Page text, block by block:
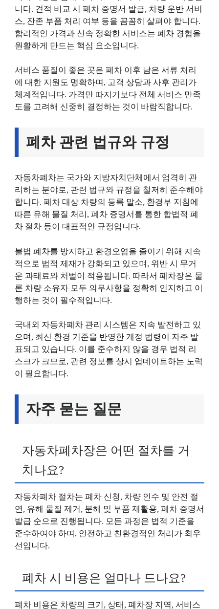
니다. 견적 비교 시 폐차 증명서 발급, 차량 운반 서비
스, 잔존 부품 처리 여부 등을 꼼꼼히 살펴야 합니다.
합리적인 가격과 신속 정확한 서비스는 폐차 경험을
원활하게 만드는 핵심 요소입니다.
서비스 품질이 좋은 곳은 폐차 이후 남은 서류 처리
에 대한 지원도 명확하며, 고객 상담과 사후 관리가
체계적입니다. 가격만 따지기보다 전체 서비스 만족
도를 고려해 신중히 결정하는 것이 바람직합니다.
폐차 관련 법규와 규정
자동차폐차는 국가와 지방자치단체에서 엄격히 관
리하는 분야로, 관련 법규와 규정을 철저히 준수해야
합니다. 폐차 대상 차량의 등록 말소, 환경부 지침에
따른 유해 물질 처리, 폐차 증명서를 통한 합법적 폐
차 절차 등이 대표적인 규정입니다.
불법 폐차를 방지하고 환경오염을 줄이기 위해 지속
적으로 법적 제재가 강화되고 있으며, 위반 시 무거
운 과태료와 처벌이 적용됩니다. 따라서 폐차장은 물
론 차량 소유자 모두 의무사항을 정확히 인지하고 이
행하는 것이 필수적입니다.
국내외 자동차폐차 관리 시스템은 지속 발전하고 있
으며, 최신 환경 기준을 반영한 개정 법령이 자주 발
표되고 있습니다. 이를 준수하지 않을 경우 법적 리
스크가 크므로, 관련 정보를 상시 업데이트하는 노력
이 필요합니다.
자주 묻는 질문
자동차폐차장은 어떤 절차를 거
치나요?
자동차폐차 절차는 폐차 신청, 차량 인수 및 안전 절
연, 유해 물질 제거, 분해 및 부품 재활용, 폐차 증명서
발급 순으로 진행됩니다. 모든 과정은 법적 기준을
준수하여야 하며, 안전하고 친환경적인 처리가 최우
선입니다.
폐차 시 비용은 얼마나 드나요?
폐차 비용은 차량의 크기, 상태, 폐차장 지역, 서비스